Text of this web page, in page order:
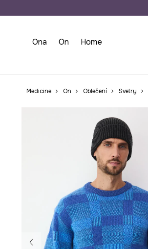
Ona On Home
Medicine On Oblečení Svetry